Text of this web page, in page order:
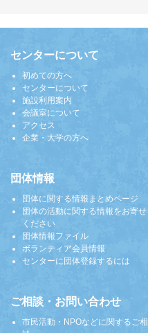
センターについて
初めての方へ
センターについて
施設利用案内
会議室について
アクセス
企業・大学の方へ
団体情報
団体に関する情報まとめページ
団体の活動に関する情報をお寄せ
ください
団体情報ファイル
ボランティア会員情報
センターに団体登録するには
ご相談・お問い合わせ
市民活動・NPOなどに関するご相